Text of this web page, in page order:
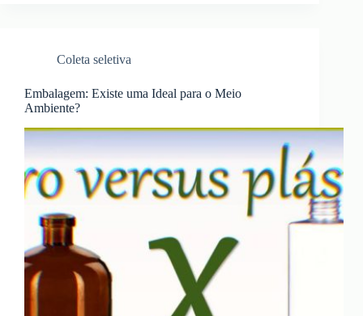
Coleta seletiva
Embalagem: Existe uma Ideal para o Meio
Ambiente?